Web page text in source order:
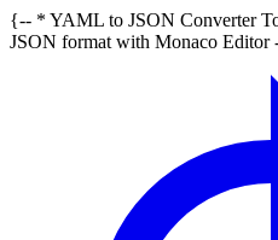
{-- * YAML to JSON Converter
JSON format with Monaco Editor